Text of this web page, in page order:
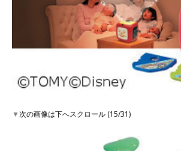
▼次の画像は下へスクロール (15/31)